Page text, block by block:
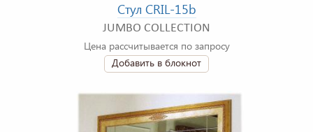
Стул CRIL-15b
JUMBO COLLECTION
Цена рассчитывается по запросу
Добавить в блокнот